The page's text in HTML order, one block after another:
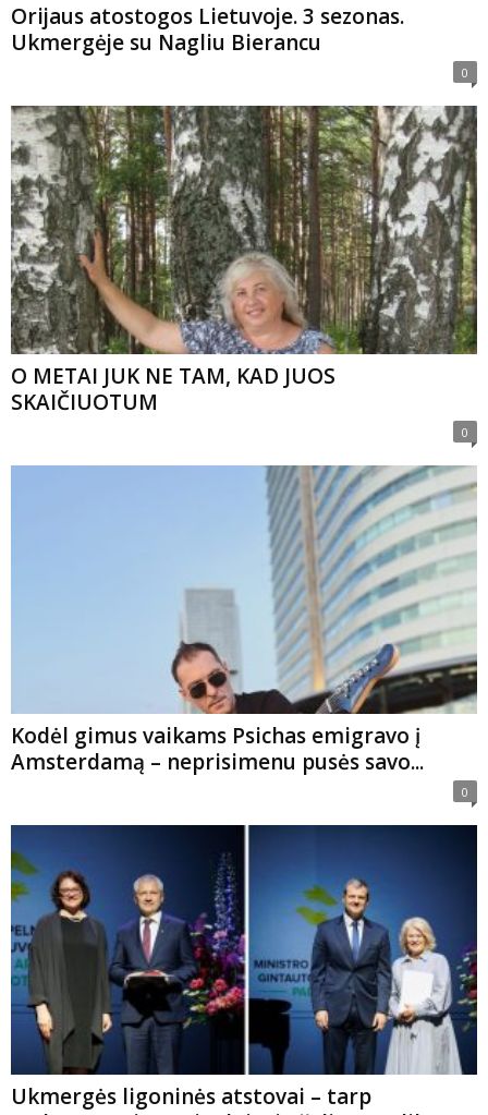
Orijaus atostogos Lietuvoje. 3 sezonas.
Ukmergėje su Nagliu Bierancu
0
O METAI JUK NE TAM, KAD JUOS
SKAIČIUOTUM
0
Kodėl gimus vaikams Psichas emigravo į
Amsterdamą – neprisimenu pusės savo...
0
Ukmergės ligoninės atstovai – tarp